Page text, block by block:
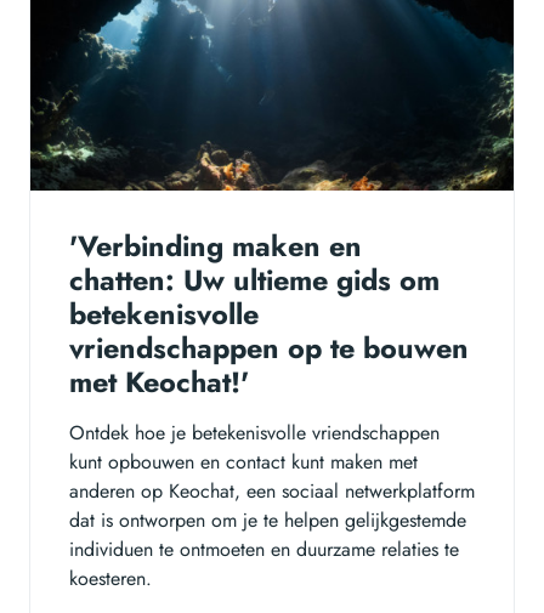
'Verbinding maken en
chatten: Uw ultieme gids om
betekenisvolle
vriendschappen op te bouwen
met Keochat!'
Ontdek hoe je betekenisvolle vriendschappen
kunt opbouwen en contact kunt maken met
anderen op Keochat, een sociaal netwerkplatform
dat is ontworpen om je te helpen gelijkgestemde
individuen te ontmoeten en duurzame relaties te
koesteren.